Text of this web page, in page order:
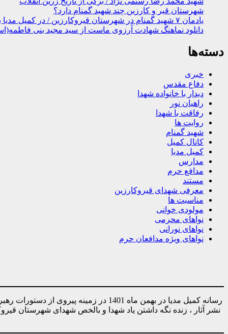
شهرستان قیر و کارزین چند شهید گمنام دارد؟
یادمان ۷ شهید گمنام در شهرستان قیروکارزین / در کمیل مدیا ببینید
دانلود نماهنگ شهادت آرزوی ماست از سید مجید بنی
دسته‌ها
خبری
دفاع مقدس
دیدار با خانواده شهدا
راهیان نور
رفاقت با شهدا
روایت ها
شهید گمنام
کانال کمیل
کمیل مدیا
مدارس
مدافع حرم
مستند
معرفی شهدای قیروکارزین
مناسبت ها
مولودی خوانی
نواهای محرمی
نواهای نورانی
نواهای ویژه مدافعان حرم
رسانه کمیل مدیا در بهمن ماه 1401
نشر آثار ، زنده نگه داشتن یاد شهدا و بالخص شهدای شهرستان